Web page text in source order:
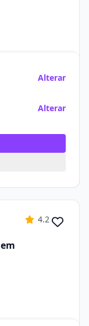
Alterar
Alterar
4.2